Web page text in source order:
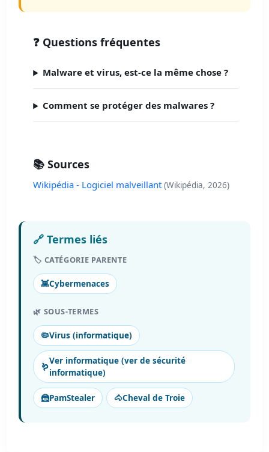
❓ Questions fréquentes
Malware et virus, est-ce la même chose ?
Comment se protéger des malwares ?
📚 Sources
Wikipédia - Logiciel malveillant (Wikipédia, 2026)
🔗 Termes liés
🏷️ CATÉGORIE PARENTE
👾Cybermenaces
🌿 SOUS-TERMES
🦠Virus (informatique)
🪱
Ver informatique (ver de sécurité
informatique)
🦹PamStealer 🐴Cheval de Troie